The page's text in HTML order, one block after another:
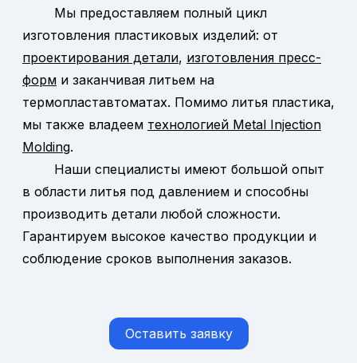
Мы предоставляем полный цикл
изготовления пластиковых изделий: от
проектирования детали, изготовления пресс-
форм и заканчивая литьем на
термопластавтоматах. Помимо литья пластика,
мы также владеем технологией Metal Injection
Molding.
Наши специалисты имеют большой опыт
в области литья под давлением и способны
производить детали любой сложности.
Гарантируем высокое качество продукции и
соблюдение сроков выполнения заказов.
Оставить заявку